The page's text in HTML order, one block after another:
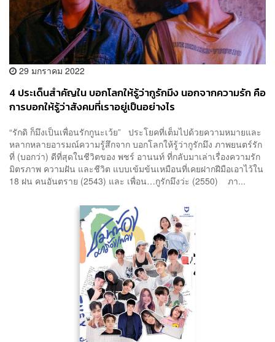
29 มกราคม 2022
4 ประเด็นสำคัญใน บอกโลกให้รู้ว่ากูรักมึง นอกจากความรัก คือ
การบอกให้รู้ว่าสังคมที่เราอยู่เป็นอย่างไร
“รักดิ ก็มึงเป็นเพื่อนรักกูนะเว้ย” ประโยคที่เต็มไปด้วยความหมายและ
หลากหลายอารมณ์ความรู้สึกจาก บอกโลกให้รู้ว่ากูรักมึง ภาพยนตร์รัก
ที่ (บอกว่า) ดีที่สุดในชีวิตของ พชร์ อานนท์ ที่กลับมาเล่าเรื่องความรัก
มิตรภาพ ความฝัน และชีวิต แบบเข้มข้นเหมือนที่เคยฝากฝีมือเอาไว้ใน
18 ฝน คนอันตราย (2543) และ เพื่อน…กูรักมึงว่ะ (2550) ภา...